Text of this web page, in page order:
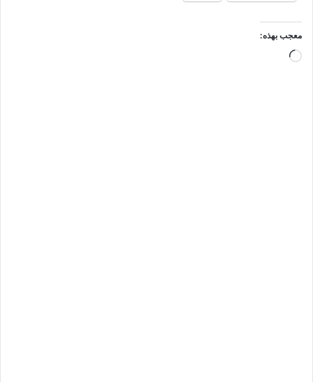
معجب بهذه:
جاري